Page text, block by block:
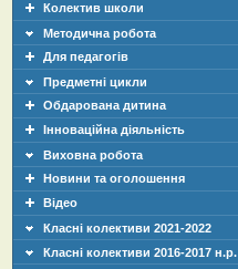
Колектив школи
Методична робота
Для педагогів
Предметні цикли
Обдарована дитина
Інноваційна діяльність
Виховна робота
Новини та оголошення
Відео
Класні колективи 2021-2022
Класні колективи 2016-2017 н.р.